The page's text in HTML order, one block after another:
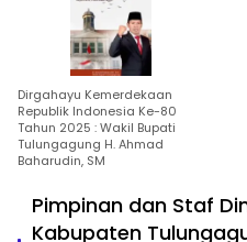
Dirgahayu Kemerdekaan
Republik Indonesia Ke-80
Tahun 2025 : Wakil Bupati
Tulungagung H. Ahmad
Baharudin, SM
Pimpinan dan Staf
Kabupaten